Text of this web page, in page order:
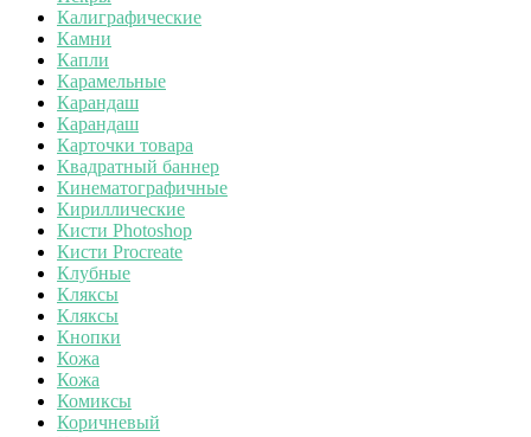
Калиграфические
Камни
Капли
Карамельные
Карандаш
Карандаш
Карточки товара
Квадратный баннер
Кинематографичные
Кириллические
Кисти Photoshop
Кисти Procreate
Клубные
Кляксы
Кляксы
Кнопки
Кожа
Кожа
Комиксы
Коричневый